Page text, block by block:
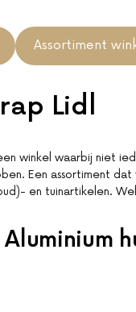
Assortiment
Lidl
winkel waarbij niet
Een assortiment
en tuinartikelen.
Aluminium